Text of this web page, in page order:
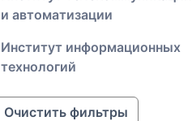
и автоматизации
Институт информационных
технологий
Очистить фильтры